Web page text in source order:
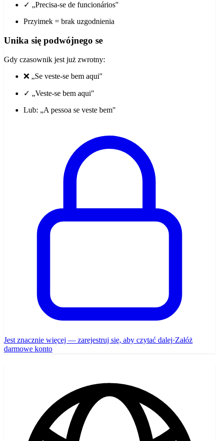
✓ „Precisa-se de funcionários"
Przyimek = brak uzgodnienia
Unika się podwójnego se
Gdy czasownik jest już zwrotny:
❌ „Se veste-se bem aqui"
✓ „Veste-se bem aqui"
Lub: „A pessoa se veste bem"
Jest znacznie więcej — zarejestruj się, aby czytać dalej·Załóż
darmowe konto